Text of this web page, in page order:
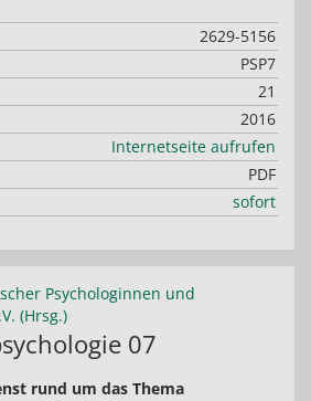
2629-5156
PSP7
21
2016
Internetseite aufrufen
PDF
sofort
Psychologinnen und
(Hrsg.)
07
rund um das Thema